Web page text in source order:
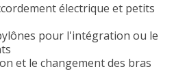
électrique et petits
pour l'intégration ou le
et le changement des bras